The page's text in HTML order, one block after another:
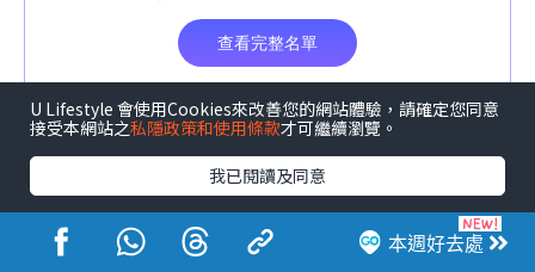
↓「森境奇緣夏日異想尋龍記」限定精品↓
↓漫遊秘境地墊、多用途旅行收納袋↓
本週好去處
U Lifestyle 會使用Cookies來改善您的網站體驗，請確定您同意
接受本網站之私隱政策和使用條款才可繼續瀏覽。
我已閱讀及同意